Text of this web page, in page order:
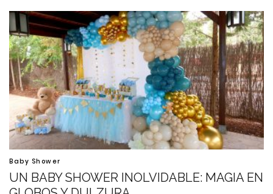
Baby Shower
UN BABY SHOWER INOLVIDABLE: MAGIA EN